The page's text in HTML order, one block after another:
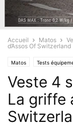
Accueil Matos
d’Assos Of Switzerland
Matos Tests
Veste 4
La griffe